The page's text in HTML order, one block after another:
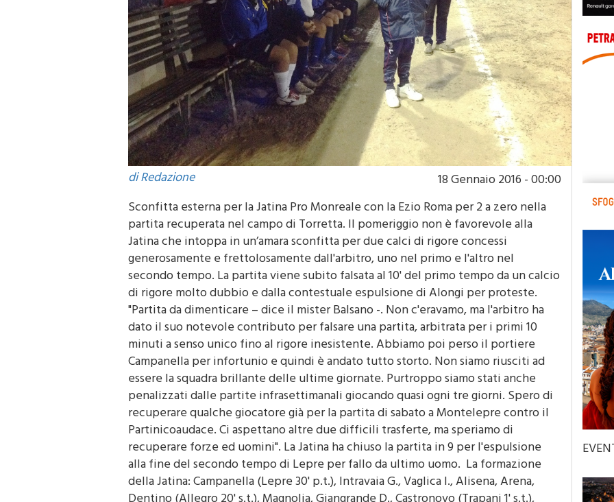
di Redazione
18 Gennaio 2016 - 00:00
Sconfitta esterna per la Jatina Pro Monreale con la Ezio Roma per 2 a zero nella
partita recuperata nel campo di Torretta. Il pomeriggio non è favorevole alla
Jatina che intoppa in un’amara sconfitta per due calci di rigore concessi
generosamente e frettolosamente dall'arbitro, uno nel primo e l'altro nel
secondo tempo. La partita viene subito falsata al 10' del primo tempo da un calcio
di rigore molto dubbio e dalla contestuale espulsione di Alongi per proteste.
"Partita da dimenticare – dice il mister Balsano -. Non c'eravamo, ma l'arbitro ha
dato il suo notevole contributo per falsare una partita, arbitrata per i primi 10
minuti a senso unico fino al rigore inesistente. Abbiamo poi perso il portiere
Campanella per infortunio e quindi è andato tutto storto. Non siamo riusciti ad
essere la squadra brillante delle ultime giornate. Purtroppo siamo stati anche
penalizzati dalle partite infrasettimanali giocando quasi ogni tre giorni. Spero di
recuperare qualche giocatore già per la partita di sabato a Montelepre contro il
Partinicoaudace. Ci aspettano altre due difficili trasferte, ma speriamo di
recuperare forze ed uomini". La Jatina ha chiuso la partita in 9 per l'espulsione
alla fine del secondo tempo di Lepre per fallo da ultimo uomo. La formazione
della Jatina: Campanella (Lepre 30' p.t.), Intravaia G., Vaglica I., Alisena, Arena,